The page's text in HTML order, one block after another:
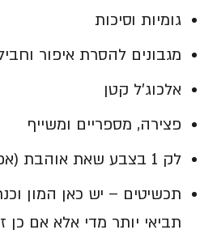
גומיות וסיכות
מגבונים להסרת איפור
אלכוג'ל קטן
פצירה, מספריים ומשייף
לק 1 בצבע שאת אוהבת (אפשר לקנות כאן)
תכשיטים – יש כאן המון
תביאי יותר מדי אלא אם